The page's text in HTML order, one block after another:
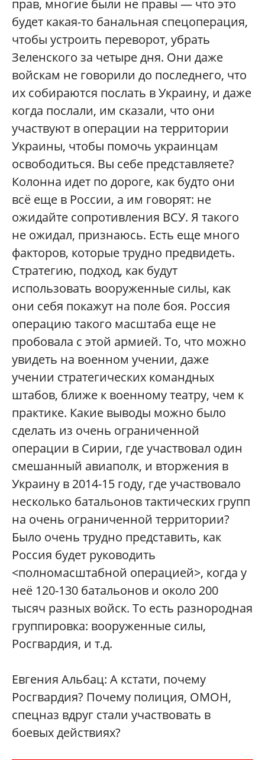
прав, многие были не правы — что это
будет какая-то банальная спецоперация,
чтобы устроить переворот, убрать
Зеленского за четыре дня. Они даже
войскам не говорили до последнего, что
их собираются послать в Украину, и даже
когда послали, им сказали, что они
участвуют в операции на территории
Украины, чтобы помочь украинцам
освободиться. Вы себе представляете?
Колонна идет по дороге, как будто они
всё еще в России, а им говорят: не
ожидайте сопротивления ВСУ. Я такого
не ожидал, признаюсь. Есть еще много
факторов, которые трудно предвидеть.
Стратегию, подход, как будут
использовать вооруженные силы, как
они себя покажут на поле боя. Россия
операцию такого масштаба еще не
пробовала с этой армией. То, что можно
увидеть на военном учении, даже
учении стратегических командных
штабов, ближе к военному театру, чем к
практике. Какие выводы можно было
сделать из очень ограниченной
операции в Сирии, где участвовал один
смешанный авиаполк, и вторжения в
Украину в 2014-15 году, где участвовало
несколько батальонов тактических групп
на очень ограниченной территории?
Было очень трудно представить, как
Россия будет руководить
<полномасштабной операцией>, когда у
неё 120-130 батальонов и около 200
тысяч разных войск. То есть разнородная
группировка: вооруженные силы,
Росгвардия, и т.д.
Евгения Альбац: А кстати, почему
Росгвардия? Почему полиция, ОМОН,
спецназ вдруг стали участвовать в
боевых действиях?